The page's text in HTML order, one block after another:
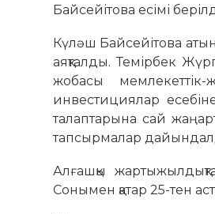
Байсейітова есімі
Күләш Байсейітова
аяқталды. Темірбек
жобасы
инвестициялар
талаптарына сай
тапсырмалар
Алғашқы
Сонымен қатар 25-тен